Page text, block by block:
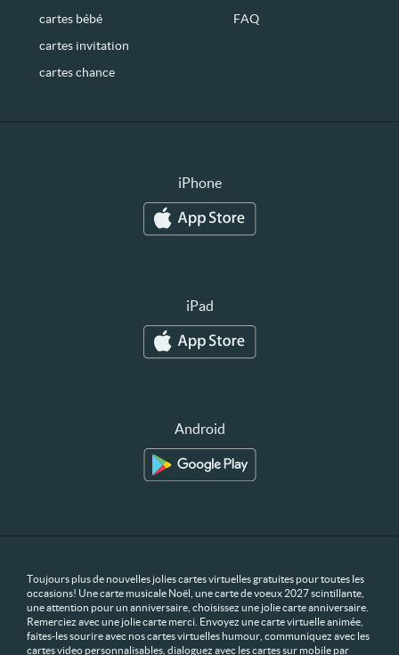
cartes bébé
cartes invitation
cartes chance
FAQ
iPhone
iPad
Android
Toujours plus de nouvelles jolies cartes virtuelles gratuites pour toutes les
occasions! Une carte musicale Noël, une carte de voeux 2027 scintillante,
une attention pour un anniversaire, choisissez une jolie carte anniversaire.
Remerciez avec une jolie carte merci. Envoyez une carte virtuelle animée,
faites-les sourire avec nos cartes virtuelles humour, communiquez avec les
cartes video personnalisables, dialoguez avec les cartes sur mobile par